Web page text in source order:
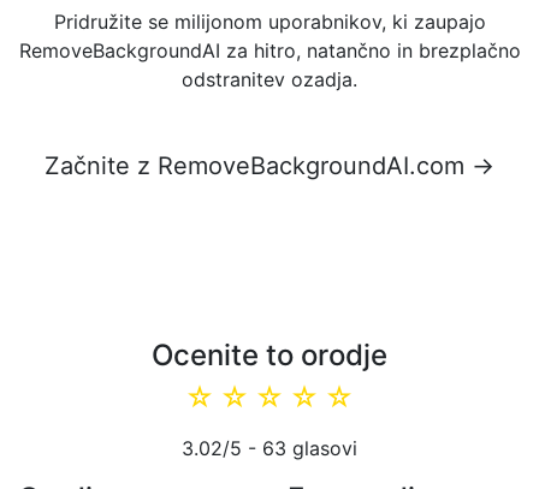
Pridružite se milijonom uporabnikov, ki zaupajo
RemoveBackgroundAI za hitro, natančno in brezplačno
odstranitev ozadja.
Začnite z RemoveBackgroundAI.com →
Ocenite to orodje
☆
☆
☆
☆
☆
3.02/5 - 63 glasovi